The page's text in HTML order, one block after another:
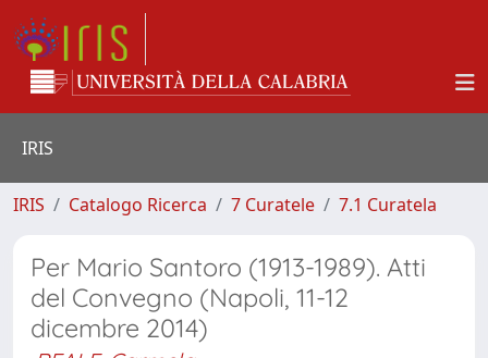
IRIS
IRIS Catalogo Ricerca 7 Curatele 7.1 Curatela
Per Mario Santoro (1913-1989). Atti
del Convegno (Napoli, 11-12
dicembre 2014)